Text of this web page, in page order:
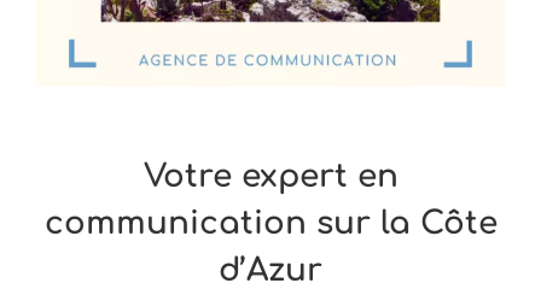
Votre expert en
communication sur la Côte
d’Azur